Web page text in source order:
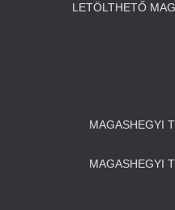
LETÖLTHETŐ
MAGASHEGYI
MAGASHEGYI